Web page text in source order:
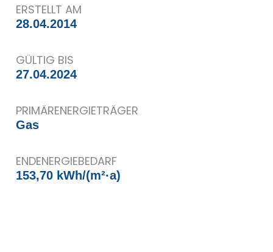
ERSTELLT AM
28.04.2014
GÜLTIG BIS
27.04.2024
PRIMÄRENERGIETRÄGER
Gas
ENDENERGIEBEDARF
153,70 kWh/(m²·a)